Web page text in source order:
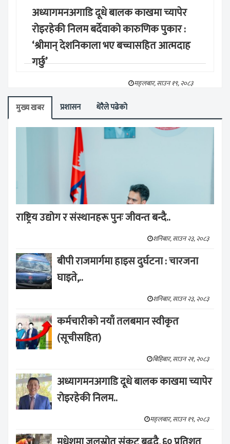
अध्यागमनअगाडि दूधे बालक काखमा च्यापेर
रोइरहेकी निलम बर्देवाको कारुणिक पुकार :
‘श्रीमान् देशनिकाला भए बच्चासहित आत्मदाह
गर्छु’
मङ्लबार, साउन १९, २०८३
मुख्य खबर प्रशासन धेरैले पढेको
राष्ट्रिय उद्योग र संस्थानहरू पुनः जीवन्त बन्दै..
शनिबार, साउन २३, २०८३
बीपी राजमार्गमा हाइस दुर्घटना : चारजना
घाइते,..
शनिबार, साउन २३, २०८३
कर्मचारीको नयाँ तलबमान स्वीकृत
(सूचीसहित)
बिहिबार, साउन २१, २०८३
अध्यागमनअगाडि दूधे बालक काखमा च्यापेर
रोइरहेकी निलम..
मङ्लबार, साउन १९, २०८३